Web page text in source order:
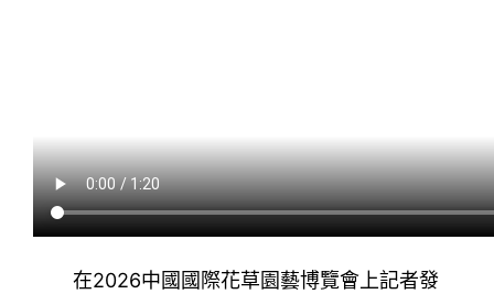
在2026中國國際花草園藝博覽會上記者發